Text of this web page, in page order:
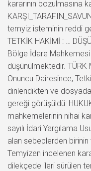
kararının bozulmasına
temyiz isteminin reddi
TETKİK HAKİMİ : …
Bölge İdare Mahkemesi
düşünülmektedir. TÜRK
Onuncu Dairesince,
dinlendikten ve
gereği görüşüldü:
mahkemelerinin nihai
sayılı İdari Yargılama
alan sebeplerden birinin
Temyizen incelenen
dilekçede ileri sürülen